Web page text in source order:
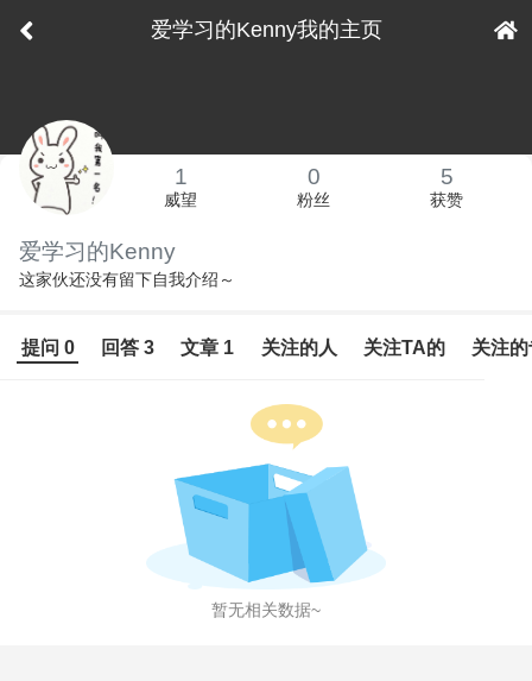
爱学习的Kenny我的主页
下拉刷新
1
威望
0
粉丝
5
获赞
爱学习的Kenny
这家伙还没有留下自我介绍～
提问 0 回答 3 文章 1 关注的人 关注TA的 关注
暂无相关数据~